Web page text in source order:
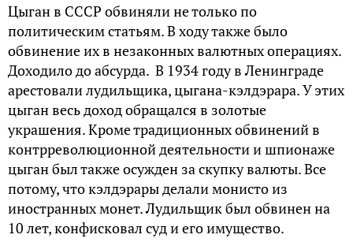
Цыган в СССР обвиняли не только по
политическим статьям. В ходу также было
обвинение их в незаконных валютных операциях.
Доходило до абсурда. В 1934 году в Ленинграде
арестовали лудильщика, цыгана-кэлдэрара. У этих
цыган весь доход обращался в золотые
украшения. Кроме традиционных обвинений в
контрреволюционной деятельности и шпионаже
цыган был также осужден за скупку валюты. Все
потому, что кэлдэрары делали монисто из
иностранных монет. Лудильщик был обвинен на
10 лет, конфисковал суд и его имущество.